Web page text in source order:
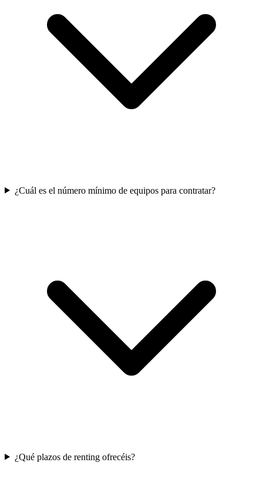
¿Cuál es el número mínimo de equipos para contratar?
¿Qué plazos de renting ofrecéis?